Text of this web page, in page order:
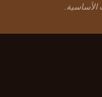
الأساسية.